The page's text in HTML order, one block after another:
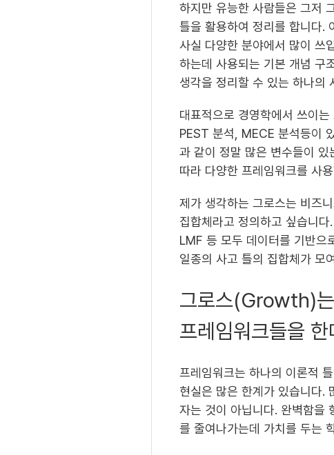
하지만 유능한 사람들은 그저
틀을 활용하여 정리를 합니다.
사실 다양한 분야에서 많이 쓰
하는데 사용되는 기본 개념 구
생각을 정리할 수 있는 하나의
대표적으로 경영학에서 쓰이
PEST 분석, MECE 분석등이
과 같이 정말 많은 변수들이 있
따라 다양한 프레임워크를 사
제가 생각하는 그로스는 비즈
집합체라고 정의하고 싶습니
LMF 등 모두 데이터를 기반으
일종의 사고 틀의 집합체가 모
그로스(Growth)는
프레임워크들을
프레임워크는 하나의 이론적
현실은 많은 한계가 있습니다.
자는 것이 아닙니다. 완벽함을
를 줄여나가는데 가치를 두는